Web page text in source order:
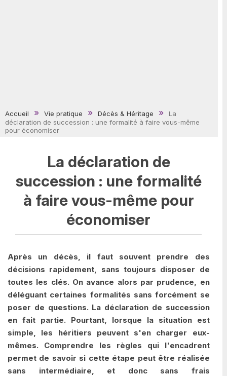
Accueil Vie pratique Décès & Héritage
La
déclaration de succession : une formalité à faire vous-même
pour économiser
La déclaration de
succession : une formalité
à faire vous-même pour
économiser
Après un décès, il faut souvent prendre des
décisions rapidement, sans toujours disposer de
toutes les clés. On avance alors par prudence, en
déléguant certaines formalités sans forcément se
poser de questions. La déclaration de succession
en fait partie. Pourtant, lorsque la situation est
simple, les héritiers peuvent s'en charger eux-
mêmes. Comprendre les règles qui l'encadrent
permet de savoir si cette étape peut être réalisée
sans intermédiaire, et donc sans frais